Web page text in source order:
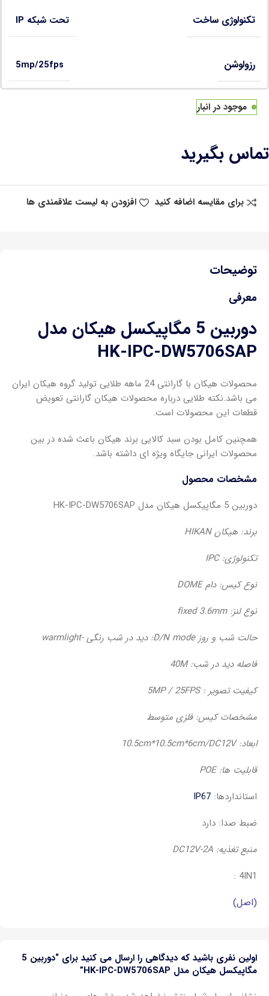
تکنولوژی ساخت تحت شبکه IP
رزولوشن 5mp/25fps
موجود در انبار
تماس بگیرید
برای مقایسه اضافه کنید افزودن به لیست علاقمندی ها
توضیحات
معرفی
دوربین 5 مگاپیکسل هیکان مدل
HK-IPC-DW5706SAP
محصولات هیکان با گارانتی 24 ماهه طلایی تولید گروه هیکان ایران
می باشد.نکته طلایی درباره محصولات هیکان گارانتی تعویض
قطعات این محصولات است.
همچنین کامل بودن سبد کالایی برند هیکان باعث شده در بین
محصولات ایرانی جایگاه ویژه ای داشته باشد.
مشخصات محصول
دوربین 5 مگاپیکسل هیکان مدل HK-IPC-DW5706SAP
برند: هیکان HIKAN
تکنولوژی: IPC
نوع کیس: دام DOME
نوع لنز: fixed 3.6mm
حالت شب و روز D/N mode: دید در شب رنگی -warmlight
فاصله دید در شب: 40M
کیفیت تصویر : 5MP / 25FPS
مشخصات کیس: فلزی متوسط
ابعاد: 10.5cm*10.5cm*6cm/DC12V
قابلیت ها: POE
استانداردها: IP67
ضبط صدا: دارد
منبع تغذیه: DC12V-2A
4IN1 :
(اصل)
اولین نفری باشید که دیدگاهی را ارسال می کنید برای “دوربین 5
مگاپیکسل هیکان مدل HK-IPC-DW5706SAP”